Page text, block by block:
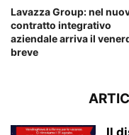
Lavazza Group: nel
contratto integrativo
aziendale arriva il
breve